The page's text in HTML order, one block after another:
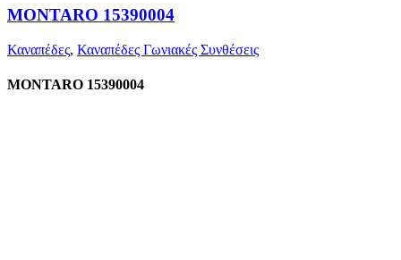
MONTARO 15390004
Καναπέδες, Καναπέδες Γωνιακές Συνθέσεις
MONTARO 15390004